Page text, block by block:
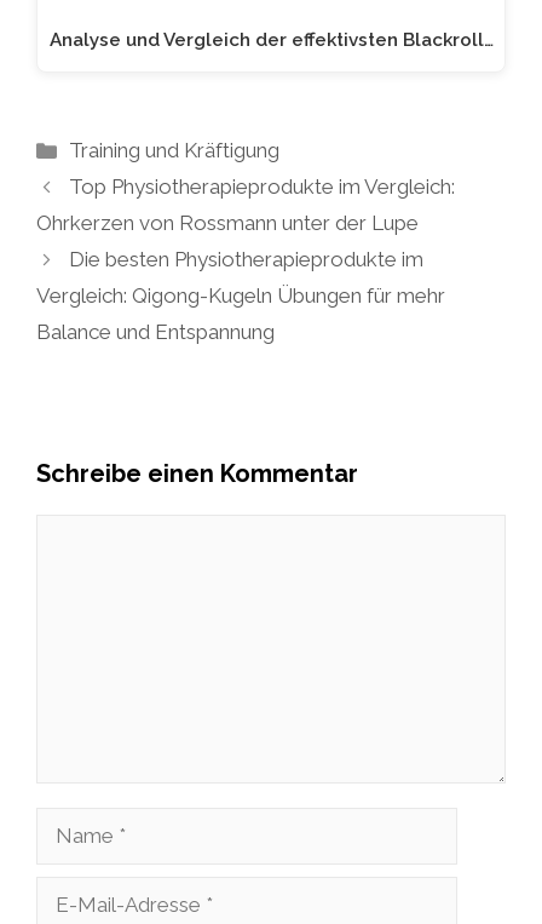
Analyse und Vergleich der effektivsten Blackroll…
Kategorien
Training und Kräftigung
Top Physiotherapieprodukte im Vergleich:
Ohrkerzen von Rossmann unter der Lupe
Die besten Physiotherapieprodukte im
Vergleich: Qigong-Kugeln Übungen für mehr
Balance und Entspannung
Schreibe einen Kommentar
Name